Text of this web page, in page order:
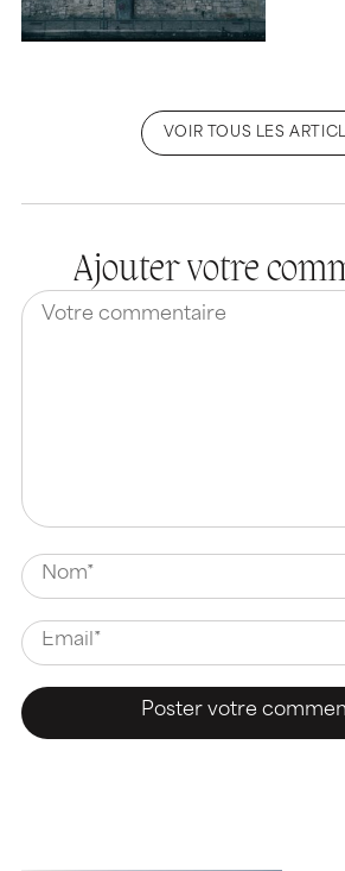
VOIR TOUS LES
Ajouter votre